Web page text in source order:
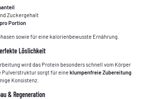
Zuckergehalt
Portion
sowie für eine kalorienbewusste Ernährung.
Löslichkeit
wird das Protein besonders schnell vom Körper
Pulverstruktur sorgt für eineklumpenfreie Zubereitung
Konsistenz.
& Regeneration